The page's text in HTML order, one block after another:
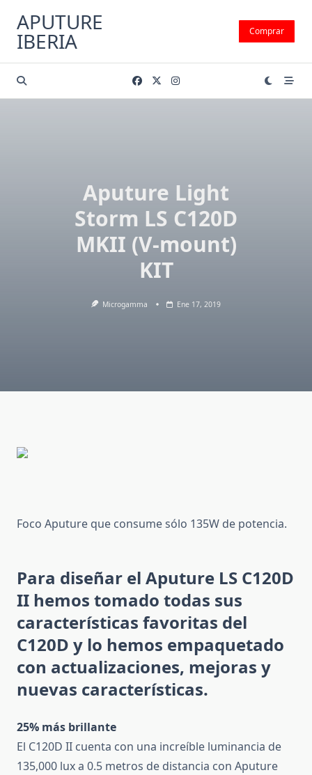
contenido
APUTURE
IBERIA Comprar
Aputure Light
Storm LS C120D
MKII (V-mount)
KIT
Microgamma Ene 17, 2019
Foco Aputure que consume sólo 135W de potencia.
Para diseñar el Aputure LS C120D
II hemos tomado todas sus
características favoritas del
C120D y lo hemos empaquetado
con actualizaciones, mejoras y
nuevas características.
25% más brillante
El C120D II cuenta con una increíble luminancia de
135,000 lux a 0.5 metros de distancia con Aputure